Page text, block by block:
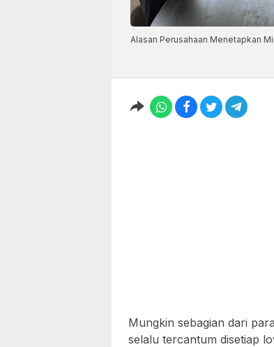
Alasan Perusahaan Menetapkan
Mungkin sebagian dari
selalu tercantum disetiap